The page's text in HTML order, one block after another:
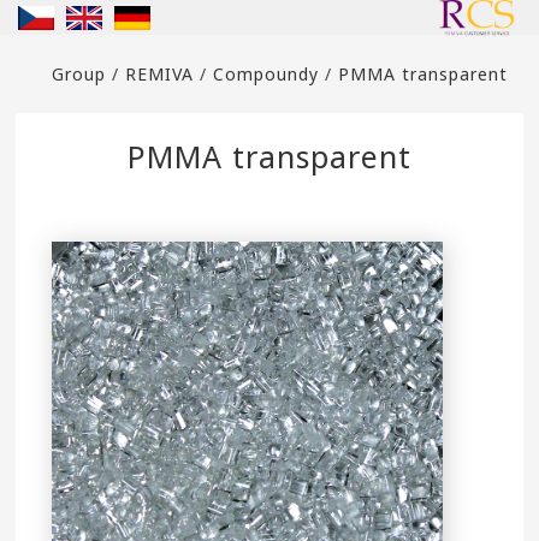
Group / REMIVA /Compoundy / PMMA transparent
PMMA transparent